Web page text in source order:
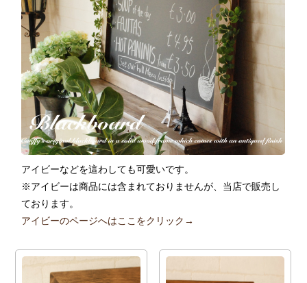
アイビーなどを這わしても可愛いです。
※アイビーは商品には含まれておりませんが、当店で販売し
ております。
アイビーのページへはここをクリック→